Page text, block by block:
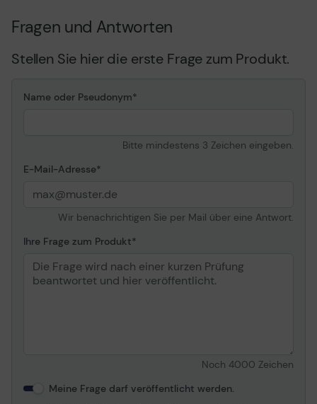
Fragen und Antworten
Stellen Sie hier die erste Frage zum Produkt.
Name oder Pseudonym
Bitte mindestens 3 Zeichen eingeben.
E-Mail-Adresse
Wir benachrichtigen Sie per Mail über eine Antwort.
Ihre Frage zum Produkt
Noch 4000 Zeichen
Meine Frage darf veröffentlicht werden.